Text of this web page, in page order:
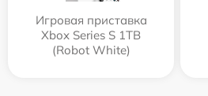
Игровая приставка
Xbox Series S 1TB
(Robot White)